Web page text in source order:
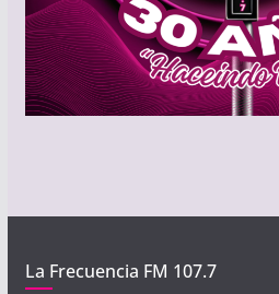
La Frecuencia FM 107.7